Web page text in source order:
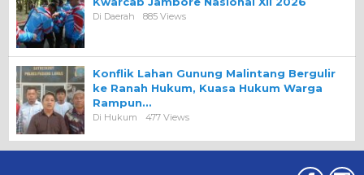
Di Daerah 885 Views
Konflik Lahan Gunung Malintang Bergulir
ke Ranah Hukum, Kuasa Hukum Warga
Rampun…
Di Hukum 477 Views